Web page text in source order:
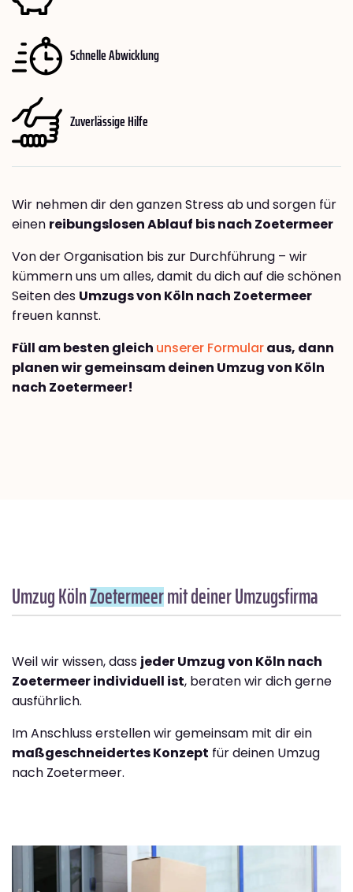
Schnelle Abwicklung
Zuverlässige Hilfe
Wir nehmen dir den ganzen Stress ab und sorgen für
einen reibungslosen Ablauf bis nach Zoetermeer
Von der Organisation bis zur Durchführung – wir
kümmern uns um alles, damit du dich auf die schönen
Seiten des Umzugs von Köln nach Zoetermeer
freuen kannst.
Füll am besten gleich unserer Formularaus, dann
planen wir gemeinsam deinen Umzug von Köln
nach Zoetermeer!
Umzug KölnZoetermeermit deiner Umzugsfirma
Weil wir wissen, dass jeder Umzug von Köln nach
Zoetermeer individuell ist, beraten wir dich gerne
ausführlich.
Im Anschluss erstellen wir gemeinsam mit dir ein
maßgeschneidertes Konzept für deinen Umzug
nach Zoetermeer.